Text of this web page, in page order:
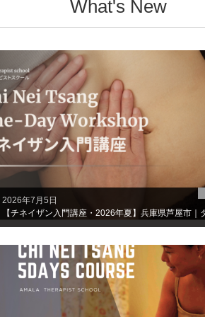
What's New
2026年7月5日